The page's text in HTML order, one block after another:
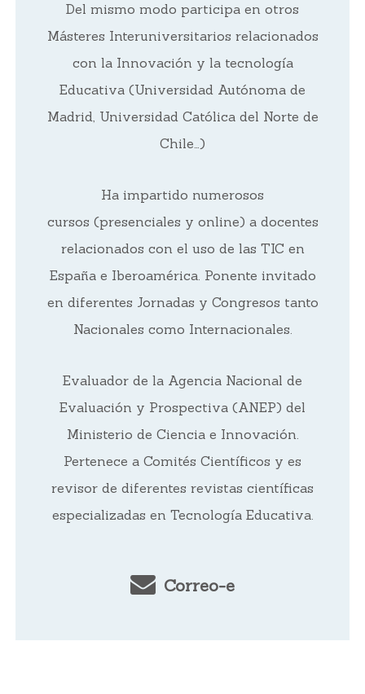
Del mismo modo participa en otros
Másteres Interuniversitarios relacionados
con la Innovación y la tecnología
Educativa (Universidad Autónoma de
Madrid, Universidad Católica del Norte de
Chile…)
Ha impartido numerosos
cursos (presenciales y online) a docentes
relacionados con el uso de las TIC en
España e Iberoamérica. Ponente invitado
en diferentes Jornadas y Congresos tanto
Nacionales como Internacionales.
Evaluador de la Agencia Nacional de
Evaluación y Prospectiva (ANEP) del
Ministerio de Ciencia e Innovación.
Pertenece a Comités Científicos y es
revisor de diferentes revistas científicas
especializadas en Tecnología Educativa.
Correo-e